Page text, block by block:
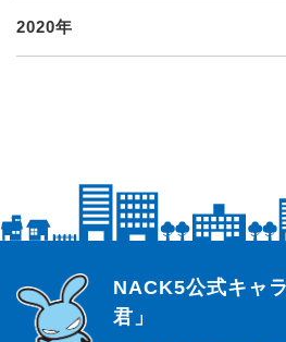
2020年
らじっと君
NACK5公式キャ
君」